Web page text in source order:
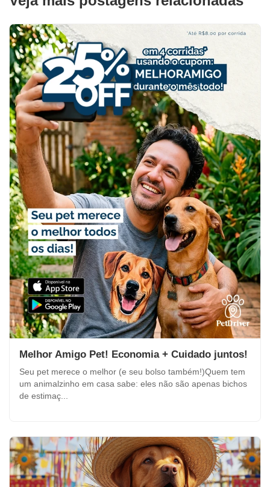
Melhor Amigo Pet! Economia + Cuidado juntos!
Seu pet merece o melhor (e seu bolso também!)Quem tem
um animalzinho em casa sabe: eles não são apenas bichos
de estimaç...